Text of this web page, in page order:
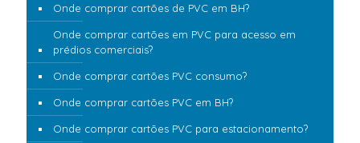
Onde comprar cartões de PVC em BH?
Onde comprar cartões em PVC para acesso em
prédios comerciais?
Onde comprar cartões PVC consumo?
Onde comprar cartões PVC em BH?
Onde comprar cartões PVC para estacionamento?